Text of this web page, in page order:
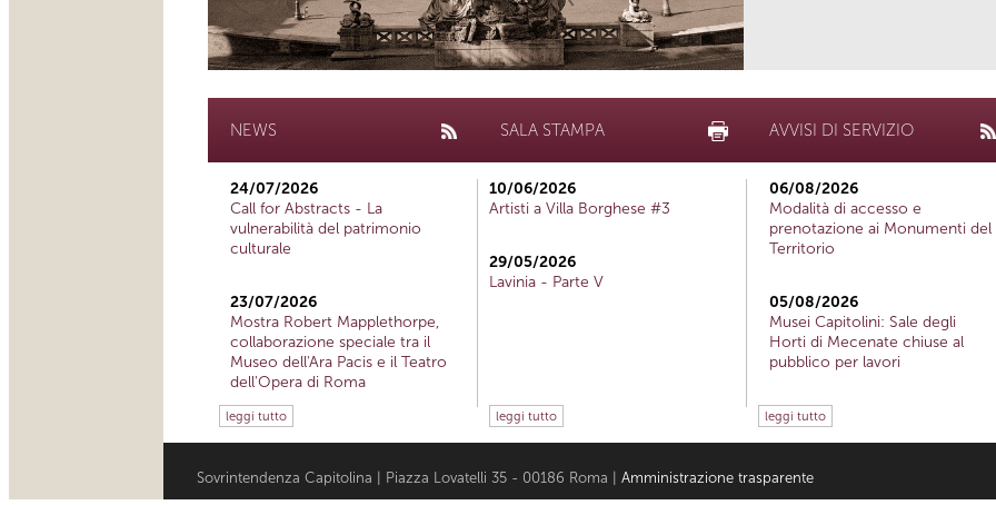
NEWS
24/07/2026
Call for Abstracts - La
vulnerabilità del patrimonio
culturale
23/07/2026
Mostra Robert Mapplethorpe,
collaborazione speciale tra il
Museo dell'Ara Pacis e il Teatro
dell'Opera di Roma
leggi tutto
SALA STAMPA
10/06/2026
Artisti a Villa Borghese #3
29/05/2026
Lavinia - Parte V
leggi tutto
AVVISI DI SERVIZIO
06/08/2026
Modalità di accesso e
prenotazione ai Monumenti del
Territorio
05/08/2026
Musei Capitolini: Sale degli
Horti di Mecenate chiuse al
pubblico per lavori
leggi tutto
Sovrintendenza Capitolina | Piazza Lovatelli 35 - 00186 Roma | Amministrazione trasparente